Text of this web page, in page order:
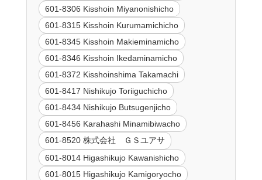
601-8306 Kisshoin Miyanonishicho
601-8315 Kisshoin Kurumamichicho
601-8345 Kisshoin Makieminamicho
601-8346 Kisshoin Ikedaminamicho
601-8372 Kisshoinshima Takamachi
601-8417 Nishikujo Toriiguchicho
601-8434 Nishikujo Butsugenjicho
601-8456 Karahashi Minamibiwacho
601-8520 株式会社 ＧＳユアサ
601-8014 Higashikujo Kawanishicho
601-8015 Higashikujo Kamigoryocho